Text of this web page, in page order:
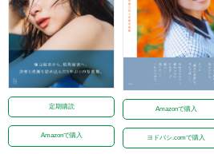
定期購読
Amazonで購入
Amazonで購入
ヨドバシ.comで購入